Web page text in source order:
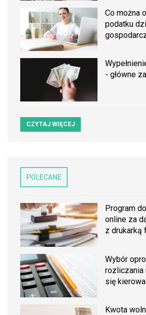
Co można
podatku
- główne
CZYTAJ WIĘCEJ
POLECANE
Program
online za
z drukarką
Wybór
rozliczania
się
Kwota